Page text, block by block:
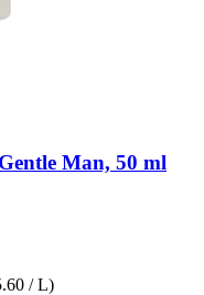
Man, 50 ml
/ L)